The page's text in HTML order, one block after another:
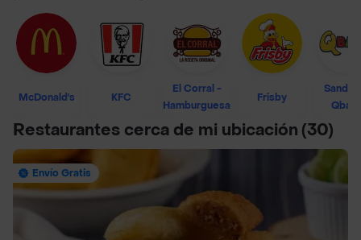
McDonald's KFC
El Corral -
Hamburguesa
Frisby
Restaurantes cerca de mi ubicación (30)
Envío Gratis